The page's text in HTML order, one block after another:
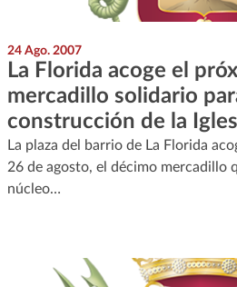
24 Ago. 2007
La Florida acoge el
mercadillo solidario
construcción de la
La plaza del barrio de La Florida
26 de agosto, el décimo mercadillo
núcleo…